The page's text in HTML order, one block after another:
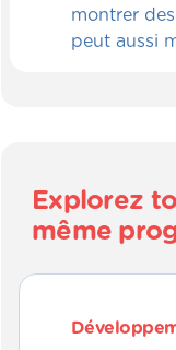
montrer des
peut aussi
Explorez
même